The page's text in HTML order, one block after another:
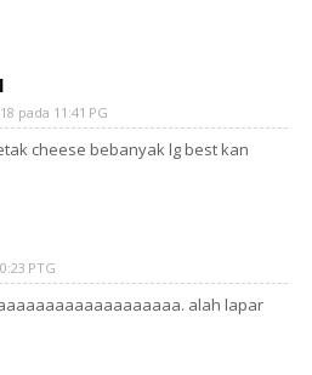
pada 11:41 PG
cheese bebanyak lg best kan
PTG
alah lapar